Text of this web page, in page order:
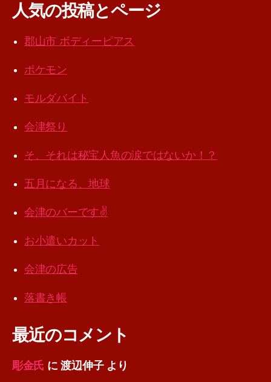
人気の投稿とページ
郡山市 ボディーピアス
ポケモン
モルダバイト
会津祭り
そ、それは秘宝人魚の涙ではないか！？
五月になる、地球
会津のバーです✌️
お小遣いカット
会津の広告
落書き帳
最近のコメント
彫金氏 に渡辺伸子より